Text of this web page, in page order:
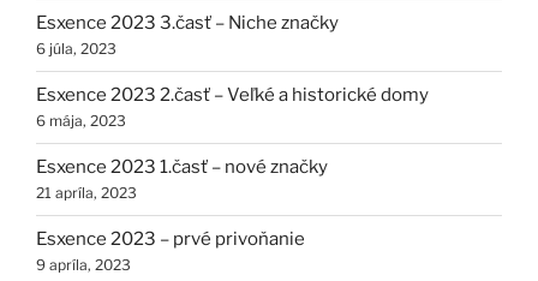
Esxence 2023 3.časť – Niche značky
6 júla, 2023
Esxence 2023 2.časť – Veľké a historické domy
6 mája, 2023
Esxence 2023 1.časť – nové značky
21 apríla, 2023
Esxence 2023 – prvé privoňanie
9 apríla, 2023